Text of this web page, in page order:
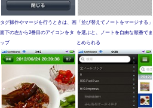
タグ操作やマージを行うときは、画
面下の左から2番目のアイコンをタ
ップ
「並び替えてノートをマージする」
を選ぶと、ノートを自由な順番でま
とめられる